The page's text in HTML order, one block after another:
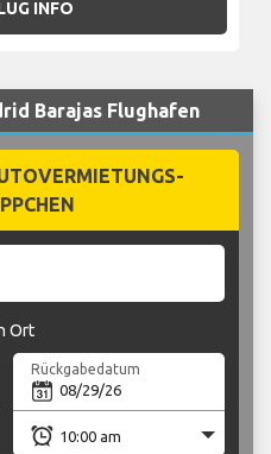
INFO
Barajas Flughafen
Ort
Rückgabedatum